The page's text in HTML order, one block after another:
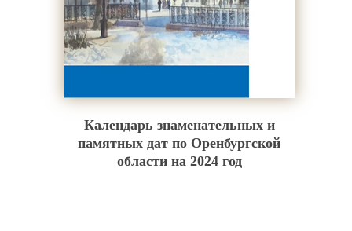
Календарь знаменательных и
памятных дат по Оренбургской
области на 2024 год